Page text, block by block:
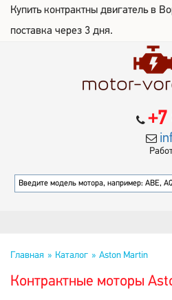
Купить контрактны двигатель в
поставка через 3 дня.
+7
Главная Каталог Aston Martin
Контрактные моторы